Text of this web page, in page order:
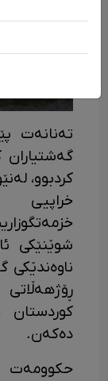
تەنانەت
کردبوو،
خراپیی
شوێنێکی
ناوەندێکی
کوردستان
دەکەن.
حکوومەت